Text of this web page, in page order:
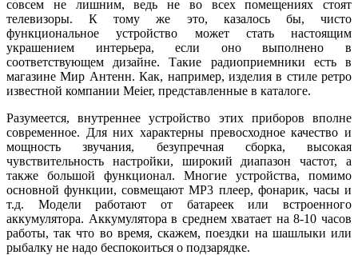
совсем не лишним, ведь не во всех помещениях стоят
телевизоры. К тому же это, казалось бы, чисто
функциональное устройство может стать настоящим
украшением интерьера, если оно выполнено в
соответствующем дизайне. Такие радиоприемники есть в
магазине Мир Антенн. Как, например, изделия в стиле ретро
известной компании Meier, представленные в каталоге.
Разумеется, внутреннее устройство этих приборов вполне
современное. Для них характерны превосходное качество и
мощность звучания, безупречная сборка, высокая
чувствительность настройки, широкий диапазон частот, а
также большой функционал. Многие устройства, помимо
основной функции, совмещают MP3 плеер, фонарик, часы и
т.д. Модели работают от батареек или встроенного
аккумулятора. Аккумулятора в среднем хватает на 8-10 часов
работы, так что во время, скажем, поездки на шашлыки или
рыбалку не надо беспокоиться о подзарядке.